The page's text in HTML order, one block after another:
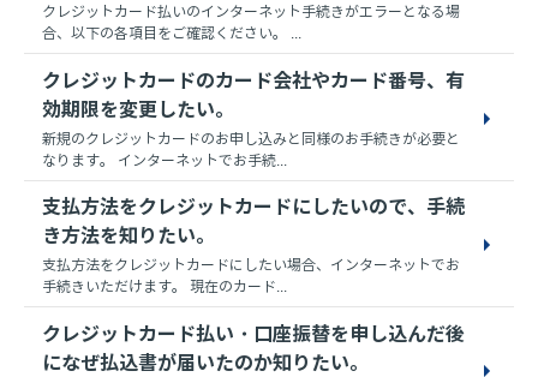
クレジットカード払いのインターネット手続きがエラーとなる場
合、以下の各項目をご確認ください。 ...
クレジットカードのカード会社やカード番号、有
効期限を変更したい。
新規のクレジットカードのお申し込みと同様のお手続きが必要と
なります。 インターネットでお手続...
支払方法をクレジットカードにしたいので、手続
き方法を知りたい。
支払方法をクレジットカードにしたい場合、インターネットでお
手続きいただけます。 現在のカード...
クレジットカード払い・口座振替を申し込んだ後
になぜ払込書が届いたのか知りたい。